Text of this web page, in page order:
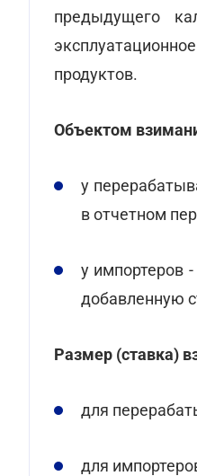
предыдущего
продуктов.
Объектом
у
в отчетном
у импортеров
добавленную
Размер (ставка)
для
для